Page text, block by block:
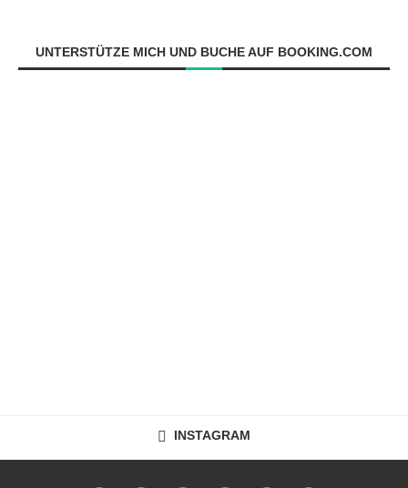
UNTERSTÜTZE MICH UND BUCHE AUF BOOKING.COM
INSTAGRAM